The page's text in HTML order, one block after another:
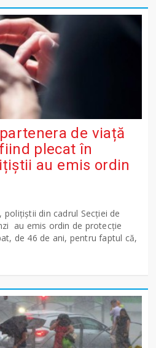
de viață
plecat în
au emis ordin
din cadrul Secției de
au emis ordin de protecție
de 46 de ani, pentru faptul că,